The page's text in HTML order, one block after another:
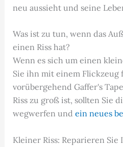
neu aussieht und seine
Was ist zu tun, wenn das
einen Riss hat?
Wenn es sich um einen
Sie ihn mit einem Flickzeug
vorübergehend Gaffer's
Riss zu groß ist, sollten Sie
wegwerfen und ein neues
Kleiner Riss: Reparieren Sie